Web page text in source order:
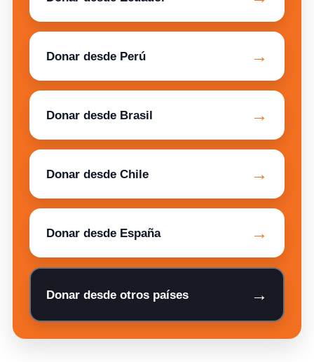
Donar desde Perú →
Donar desde Brasil →
Donar desde Chile →
Donar desde España →
Donar desde otros países →